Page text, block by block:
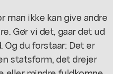
man ikke kan give andre
Gør vi det, gaar det ud
Og du forstaar: Det er
statsform, det drejer